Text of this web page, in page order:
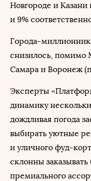
Новгороде и
и 9%
Города-
снизилось, помимо
Самара и Воронеж
Эксперты
динамику
дождливая погода
выбирать уютные
и уличного фуд-
склонны
премиального